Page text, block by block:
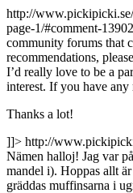
http://
page-1/#comment-
community forums that
recommendations,
I’d really love to be a
interest. If you have any
Thanks a lot!
]]> http://
Nämen halloj! Jag var
mandel i). Hoppas allt
gräddas muffinsarna i